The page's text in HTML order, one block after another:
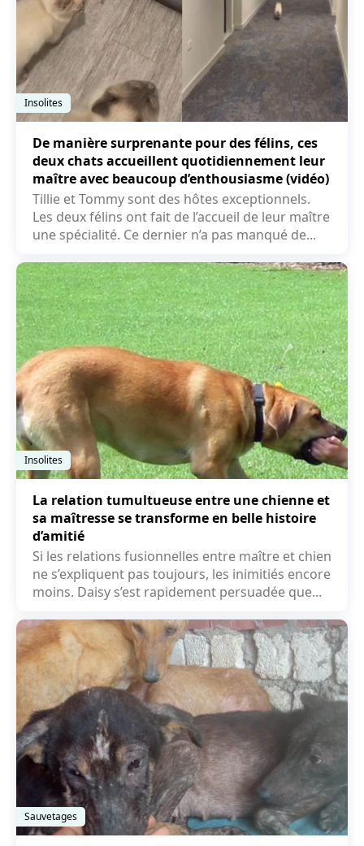
Insolites
De manière surprenante pour des félins, ces
deux chats accueillent quotidiennement leur
maître avec beaucoup d’enthousiasme (vidéo)
Tillie et Tommy sont des hôtes exceptionnels.
Les deux félins ont fait de l’accueil de leur maître
une spécialité. Ce dernier n’a pas manqué de...
Insolites
La relation tumultueuse entre une chienne et
sa maîtresse se transforme en belle histoire
d’amitié
Si les relations fusionnelles entre maître et chien
ne s’expliquent pas toujours, les inimitiés encore
moins. Daisy s’est rapidement persuadée que...
Sauvetages